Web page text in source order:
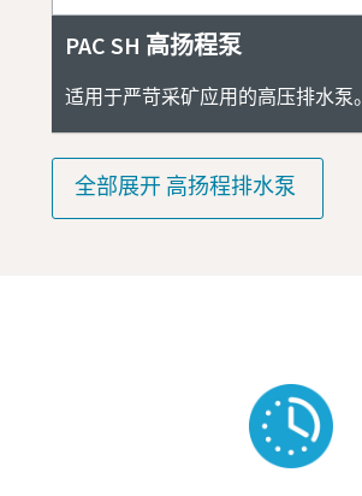
PAC SH 高扬程泵
适用于严苛采矿应用的高压排水泵。
全部展开 高扬程排水泵